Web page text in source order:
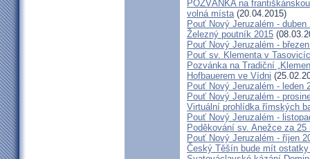
POZVÁNKA na
volná místa(20.04.2015)
Pouť Nový Jeruzalém - duben
Železný poutník 2015
Pouť Nový Jeruzalém -
Pouť sv. Klementa v
Pozvánka na Tradiční
Hofbauerem ve Vídni
Pouť Nový Jeruzalém - leden
Pouť Nový Jeruzalém -
Virtuální prohlídka římských
Pouť Nový Jeruzalém -
Poděkování sv. Anežce za 25
Pouť Nový Jeruzalém - říjen
Český Těšín bude mít